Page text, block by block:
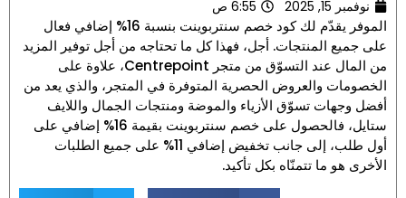
نوفمبر 15, 2025 6:55 ص
الموفر يقدّم لك كود خصم سنتربوينت بنسبة 16% إضافي فعال
على جميع المنتجات. أجل، فهذا كل ما تحتاجه من أجل توفير المزيد
من المال عند التسوّق من متجر Centrepoint، علاوة على
الخصومات والعروض الحصرية المتوفرة في المتجر، والذي يعد من
أفضل وجهات تسوّق الأزياء والموضة ومنتجات الجمال واللايف
ستايل، فالحصول على خصم سنتربوينت بقيمة 16% إضافي على
أول طلب، إلى جانب تخفيض إضافي 11% على جميع الطلبات
الأخرى هو ما تتمنّاه بكل تأكيد.